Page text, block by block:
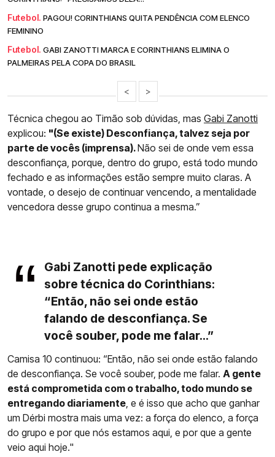
Futebol. PAGOU! CORINTHIANS QUITA PENDÊNCIA COM ELENCO
FEMININO
Futebol. GABI ZANOTTI MARCA E CORINTHIANS ELIMINA O
PALMEIRAS PELA COPA DO BRASIL
< >
Técnica chegou ao Timão sob dúvidas, mas Gabi Zanotti
explicou: "(Se existe) Desconfiança, talvez seja por
parte de vocês (imprensa).Não sei de onde vem essa
desconfiança, porque, dentro do grupo, está todo mundo
fechado e as informações estão sempre muito claras. A
vontade, o desejo de continuar vencendo, a mentalidade
vencedora desse grupo continua a mesma.”
Gabi Zanotti pede explicação
sobre técnica do Corinthians:
“Então, não sei onde estão
falando de desconfiança. Se
você souber, pode me falar...”
Camisa 10 continuou: “Então, não sei onde estão falando
de desconfiança. Se você souber, pode me falar. A gente
está comprometida com o trabalho, todo mundo se
entregando diariamente, e é isso que acho que ganhar
um Dérbi mostra mais uma vez: a força do elenco, a força
do grupo e por que nós estamos aqui, e por que a gente
veio aqui hoje."